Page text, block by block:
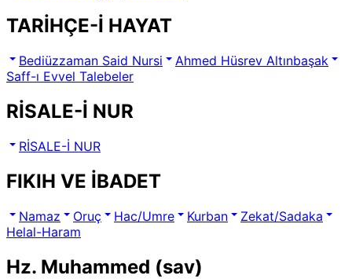
TARİHÇE-İ HAYAT
Bediüzzaman Said Nursi
Ahmed Hüsrev Altınbaşak
Saff-ı Evvel Talebeler
RİSALE-İ NUR
RİSALE-İ NUR
FIKIH VE İBADET
Namaz Oruç Hac/Umre Kurban
Zekat/Sadaka
Helal-Haram
Hz. Muhammed (sav)